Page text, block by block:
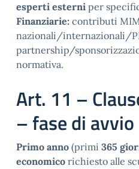
esperti esterni per
Finanziarie: contributi
nazionali/internazionali/
partnership/
normativa.
Art. 11 –
– fase di avvio
Primo anno (primi 365
economico richiesto alle